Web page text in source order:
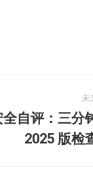
未
自评：三分
2025 版检